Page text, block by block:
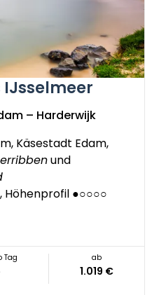
– Harderwijk
Käsestadt Edam,
und
Höhenprofil ●○○○○
Tag ab
1.019 €